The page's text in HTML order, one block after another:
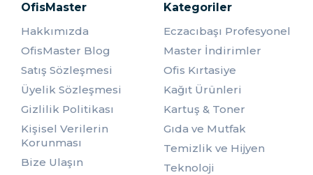
Temel özellikleri uygun fiyatla sunan bu model, günlük
Crown Türk Kahve Makinesi Çelik Cezve 6 Fincan Kapasiteli:
Hızlı ve pratik 6 kişilik kahve hazırlama imkanı sunar.
Tam Otomatik Kahve Makineleri
Tam otomatik kahve makineleri, kahve hazırlama sürecini
oldukça basit hale getirir. Öğütme, espresso yapma, süt
köpürtme gibi işlemleri tek bir dokunuşla gerçekleştirebilirsiniz.
Bu modeller, kahve tutkunları için özellikle işlevsellik arayanlar
için harika bir seçenektir.
OfisMaster
Hakkımızda
OfisMaster Blog
Satış Sözleşmesi
Üyelik Sözleşmesi
Gizlilik Politikası
Kişisel Verilerin
Korunması
Bize Ulaşın
Kategoriler
Eczacıbaşı Profesyonel
Master İndirimler
Ofis Kırtasiye
Kağıt Ürünleri
Kartuş & Toner
Gıda ve Mutfak
Temizlik ve Hijyen
Teknoloji